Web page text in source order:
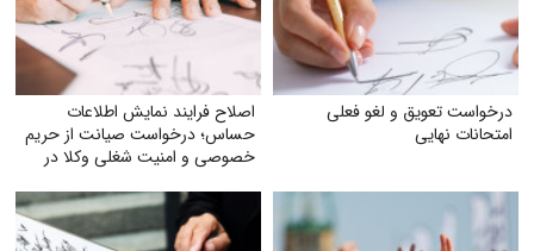
درخواست تعویق و لغو فعلی
امتحانات نهایی
اصلاح فرایند نمایش اطلاعات
حساس؛ درخواست صیانت از حریم
خصوصی و امنیت شغلی وکلا در